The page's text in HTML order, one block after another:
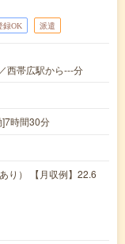
録OK 派遣
西帯広駅から---分
]7時間30分
り） 【月収例】22.6